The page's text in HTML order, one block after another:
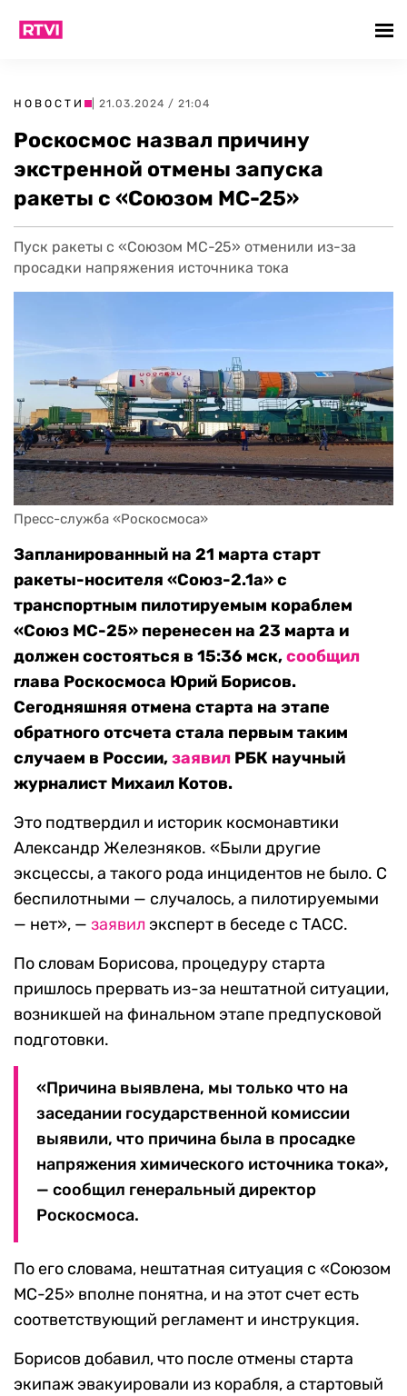
НОВОСТИ | 21.03.2024 / 21:04
Роскосмос назвал причину
экстренной отмены запуска
ракеты с «Союзом МС-25»
Пуск ракеты с «Союзом МС-25» отменили из-за
просадки напряжения источника тока
Пресс-служба «Роскосмоса»
Запланированный на 21 марта старт
ракеты-носителя «Союз-2.1а» с
транспортным пилотируемым кораблем
«Союз МС-25» перенесен на 23 марта и
должен состояться в 15:36 мск,сообщил
глава Роскосмоса Юрий Борисов.
Сегодняшняя отмена старта на этапе
обратного отсчета стала первым таким
случаем в России,заявил РБК научный
журналист Михаил Котов.
Это подтвердил и историк космонавтики
Александр Железняков. «Были другие
эксцессы, а такого рода инцидентов не было. С
беспилотными — случалось, а пилотируемыми
— нет», — заявил эксперт в беседе с ТАСС.
По словам Борисова, процедуру старта
пришлось прервать из-за нештатной ситуации,
возникшей на финальном этапе предпусковой
подготовки.
«Причина выявлена, мы только что на
заседании государственной комиссии
выявили, что причина была в просадке
напряжения химического источника тока»,
— сообщил генеральный директор
Роскосмоса.
По его словама, нештатная ситуация с «Союзом
МС-25» вполне понятна, и на этот счет есть
соответствующий регламент и инструкция.
Борисов добавил, что после отмены старта
экипаж эвакуировали из корабля, а стартовый